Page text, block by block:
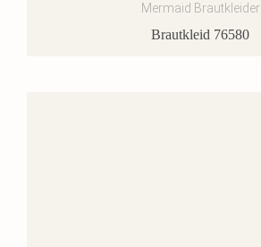
Mermaid Brautkleider
Brautkleid 76580